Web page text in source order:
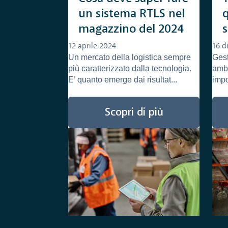
un sistema RTLS nel
magazzino del 2024
12 aprile 2024
Un mercato della logistica sempre
più caratterizzato dalla tecnologia.
E’ quanto emerge dai risultat...
Scopri di più
16